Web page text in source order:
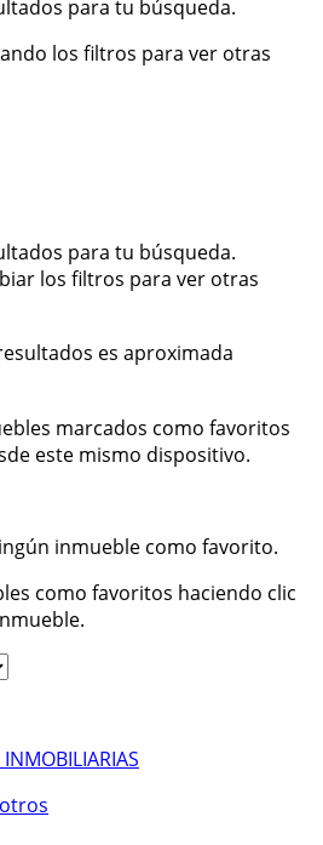
para tu búsqueda.
los filtros para ver otras
para tu búsqueda.
los filtros para ver otras
es aproximada
marcados como favoritos
este mismo dispositivo.
inmueble como favorito.
como favoritos haciendo clic